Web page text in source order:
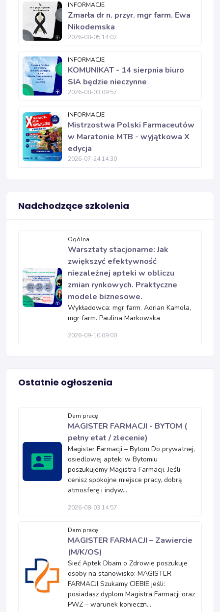
INFORMACJE
Zmarła dr n. przyr. mgr farm. Ewa
Nikodemska
2026-08-05 14:02
INFORMACJE
KOMUNIKAT - 14 sierpnia biuro
SIA będzie nieczynne
2026-08-03 09:57
INFORMACJE
Mistrzostwa Polski Farmaceutów
w Maratonie MTB - wyjątkowa X
edycja
2026-07-24 14:30
Nadchodzące szkolenia
Ogólna
Warsztaty stacjonarne: Jak
zwiększyć efektywność
niezależnej apteki w obliczu
zmian rynkowych. Praktyczne
modele biznesowe.
Wykładowca: mgr farm. Adrian Kamola,
mgr farm. Paulina Markowska
2026-09-10 09:00
Ostatnie ogłoszenia
Dam pracę
MAGISTER FARMACJI - BYTOM (
pełny etat / zlecenie)
Magister Farmacji – Bytom Do prywatnej,
osiedlowej apteki w Bytomiu
poszukujemy Magistra Farmacji. Jeśli
cenisz spokojne miejsce pracy, dobrą
atmosferę i indyw...
2026-08-03 14:57
Dam pracę
MAGISTER FARMACJI – Zawiercie
(M/K/OS)
Sieć Aptek Dbam o Zdrowie poszukuje
osoby na stanowisko: MAGISTER
FARMACJI Szukamy CIEBIE jeśli:
posiadasz dyplom Magistra Farmacji oraz
PWZ – warunek konieczn...